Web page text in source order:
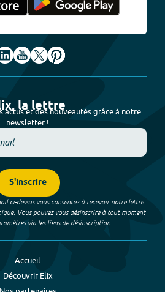
la lettre
actus et des nouveautés grâce à notre
newsletter !
S'inscrire
ci-dessus vous consentez à recevoir notre lettre
Vous pouvez vous désinscrire à tout moment
via les liens de désinscription.
Accueil
Découvrir Elix